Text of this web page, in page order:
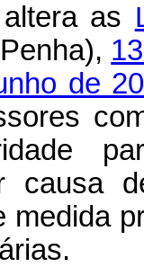
as
de
causa
medida